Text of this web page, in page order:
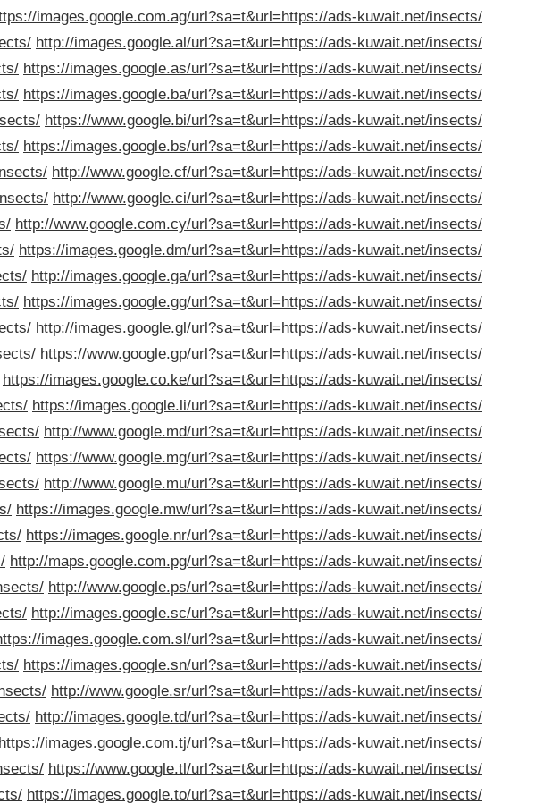
images.google.com.ag/url?sa=t&url=https://ads-kuwait.net/insects/
http://images.google.al/url?sa=t&url=https://ads-kuwait.net/insects/
https://images.google.as/url?sa=t&url=https://ads-kuwait.net/insects/
https://images.google.ba/url?sa=t&url=https://ads-kuwait.net/insects/
https://www.google.bi/url?sa=t&url=https://ads-kuwait.net/insects/
https://images.google.bs/url?sa=t&url=https://ads-kuwait.net/insects/
http://www.google.cf/url?sa=t&url=https://ads-kuwait.net/insects/
http://www.google.ci/url?sa=t&url=https://ads-kuwait.net/insects/
http://www.google.com.cy/url?sa=t&url=https://ads-kuwait.net/insects/
https://images.google.dm/url?sa=t&url=https://ads-kuwait.net/insects/
http://images.google.ga/url?sa=t&url=https://ads-kuwait.net/insects/
https://images.google.gg/url?sa=t&url=https://ads-kuwait.net/insects/
http://images.google.gl/url?sa=t&url=https://ads-kuwait.net/insects/
https://www.google.gp/url?sa=t&url=https://ads-kuwait.net/insects/
https://images.google.co.ke/url?sa=t&url=https://ads-kuwait.net/insects/
https://images.google.li/url?sa=t&url=https://ads-kuwait.net/insects/
http://www.google.md/url?sa=t&url=https://ads-kuwait.net/insects/
https://www.google.mg/url?sa=t&url=https://ads-kuwait.net/insects/
http://www.google.mu/url?sa=t&url=https://ads-kuwait.net/insects/
https://images.google.mw/url?sa=t&url=https://ads-kuwait.net/insects/
https://images.google.nr/url?sa=t&url=https://ads-kuwait.net/insects/
http://maps.google.com.pg/url?sa=t&url=https://ads-kuwait.net/insects/
http://www.google.ps/url?sa=t&url=https://ads-kuwait.net/insects/
http://images.google.sc/url?sa=t&url=https://ads-kuwait.net/insects/
images.google.com.sl/url?sa=t&url=https://ads-kuwait.net/insects/
https://images.google.sn/url?sa=t&url=https://ads-kuwait.net/insects/
http://www.google.sr/url?sa=t&url=https://ads-kuwait.net/insects/
http://images.google.td/url?sa=t&url=https://ads-kuwait.net/insects/
https://images.google.com.tj/url?sa=t&url=https://ads-kuwait.net/insects/
https://www.google.tl/url?sa=t&url=https://ads-kuwait.net/insects/
https://images.google.to/url?sa=t&url=https://ads-kuwait.net/insects/